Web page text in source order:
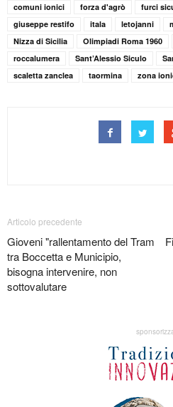
comuni ionici
forza d'agrò furci
giuseppe restifo
itala letojanni
Nizza di Sicilia
Olimpiadi Roma 1960
roccalumera
Sant’Alessio Siculo
scaletta zanclea
taormina zona
Articolo precedente
Gioveni "rallentamento del Tram
tra Boccetta e Municipio,
bisogna intervenire, non
sottovalutare